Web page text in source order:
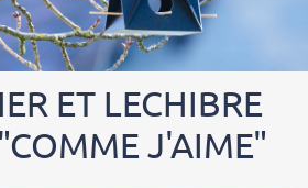
ET LECHIBRE
J'AIME"